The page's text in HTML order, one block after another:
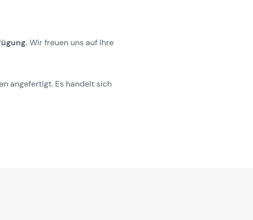
Wir freuen uns auf Ihre
angefertigt. Es handelt sich